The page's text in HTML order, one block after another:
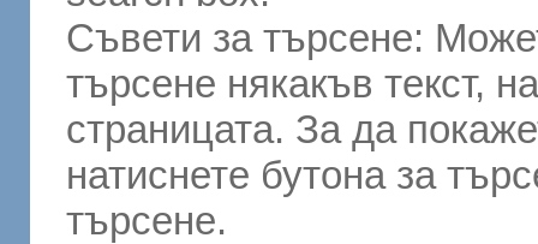
Съвети за търсене:
търсене някакъв текст,
страницата. За да
натиснете бутона за
търсене.